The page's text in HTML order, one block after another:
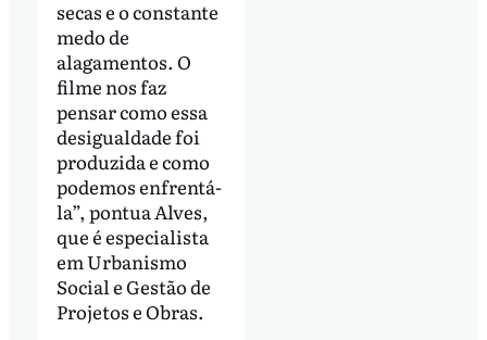
secas e o constante
medo de
alagamentos. O
filme nos faz
pensar como essa
desigualdade foi
produzida e como
podemos enfrentá-
la”, pontua Alves,
que é especialista
em Urbanismo
Social e Gestão de
Projetos e Obras.